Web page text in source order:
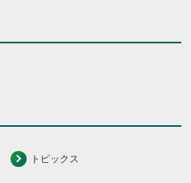
トピックス